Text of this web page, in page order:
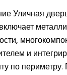
Уличная
и
по